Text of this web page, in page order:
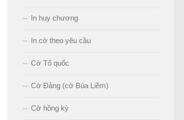
In huy chương
In cờ theo yêu cầu
Cờ Tổ quốc
Cờ Đảng (cờ Búa Liềm)
Cờ hồng kỳ